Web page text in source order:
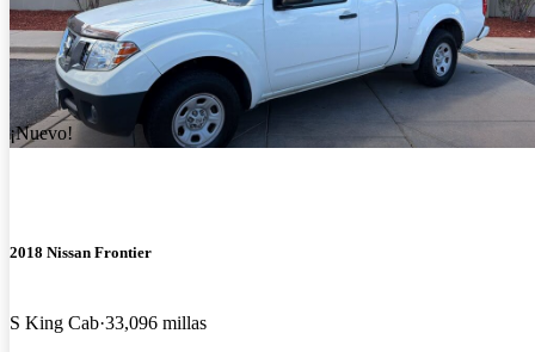
¡Nuevo!
2018 Nissan Frontier
S King Cab 33,096 millas